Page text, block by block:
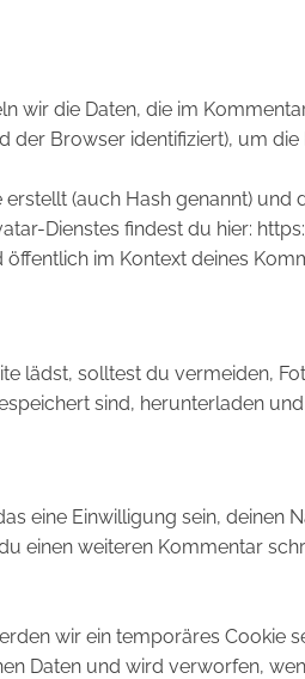
wir die Daten, die im
Browser identifiziert), um
(auch Hash genannt)
Dienstes findest du hier:
im Kontext deines
lädst, solltest du vermeiden,
sind, herunterladen
eine Einwilligung sein, deinen
einen weiteren Kommentar
wir ein temporäres Cookie
Daten und wird verworfen,